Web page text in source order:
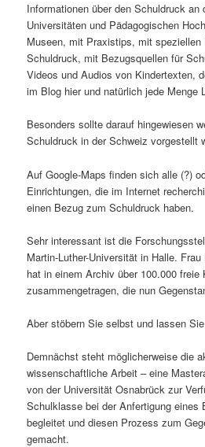
Informationen über den Schuldruck
Universitäten und Pädagogischen
Museen, mit Praxistips, mit speziellen
Schuldruck, mit Bezugsquellen für
Videos und Audios von Kindertexten,
im Blog hier und natürlich jede Menge
Besonders sollte darauf hingewiesen
Schuldruck in der Schweiz vorgestellt
Auf Google-Maps finden sich alle (?)
Einrichtungen, die im Internet
einen Bezug zum Schuldruck haben.
Sehr interessant ist die
Martin-Luther-Universität in Halle.
hat in einem Archiv über 100.000 freie
zusammengetragen, die nun
Aber stöbern Sie selbst und lassen
Demnächst steht möglicherweise die
wissenschaftliche Arbeit – eine
von der Universität Osnabrück zur
Schulklasse bei der Anfertigung eines
begleitet und diesen Prozess zum
gemacht.